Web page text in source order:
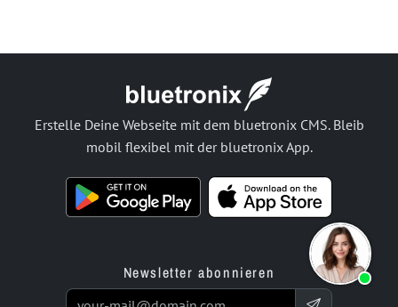
Erstelle Deine Webseite mit dem bluetronix CMS. Bleib
mobil flexibel mit der bluetronix App.
Newsletter abonnieren